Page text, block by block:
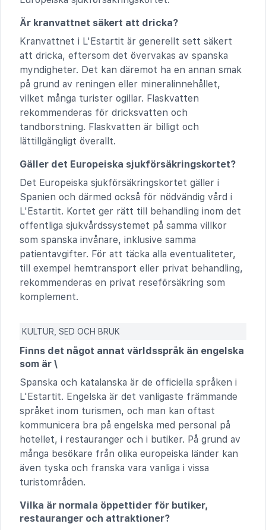
Är kranvattnet säkert att dricka?
Kranvattnet i L'Estartit är generellt sett säkert
att dricka, eftersom det övervakas av spanska
myndigheter. Det kan däremot ha en annan smak
på grund av reningen eller mineralinnehållet,
vilket många turister ogillar. Flaskvatten
rekommenderas för dricksvatten och
tandborstning. Flaskvatten är billigt och
lättillgängligt överallt.
Gäller det Europeiska sjukförsäkringskortet?
Det Europeiska sjukförsäkringskortet gäller i
Spanien och därmed också för nödvändig vård i
L'Estartit. Kortet ger rätt till behandling inom det
offentliga sjukvårdssystemet på samma villkor
som spanska invånare, inklusive samma
patientavgifter. För att täcka alla eventualiteter,
till exempel hemtransport eller privat behandling,
rekommenderas en privat reseförsäkring som
komplement.
KULTUR, SED OCH BRUK
Finns det något annat världsspråk än engelska
som är \
Spanska och katalanska är de officiella språken i
L'Estartit. Engelska är det vanligaste främmande
språket inom turismen, och man kan oftast
kommunicera bra på engelska med personal på
hotellet, i restauranger och i butiker. På grund av
många besökare från olika europeiska länder kan
även tyska och franska vara vanliga i vissa
turistområden.
Vilka är normala öppettider för butiker,
restauranger och attraktioner?